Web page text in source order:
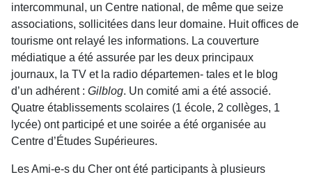
intercommunal, un Centre national, de même que seize
associations, sollicitées dans leur domaine. Huit offices de
tourisme ont relayé les informations. La couverture
médiatique a été assurée par les deux principaux
journaux, la TV et la radio départemen- tales et le blog
d’un adhérent : Gilblog. Un comité ami a été associé.
Quatre établissements scolaires (1 école, 2 collèges, 1
lycée) ont participé et une soirée a été organisée au
Centre d’Études Supérieures.
Les Ami-e-s du Cher ont été participants à plusieurs